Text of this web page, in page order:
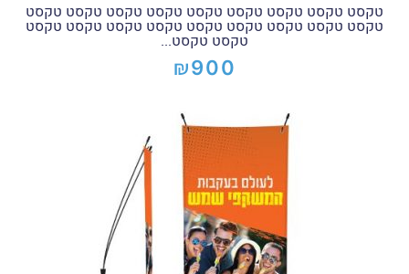
טקסט טקסט טקסט טקסט טקסט טקסט טקסט טקסט טקסט
טקסט טקסט טקסט טקסט טקסט טקסט טקסט טקסט טקסט
טקסט טקסט...
₪900